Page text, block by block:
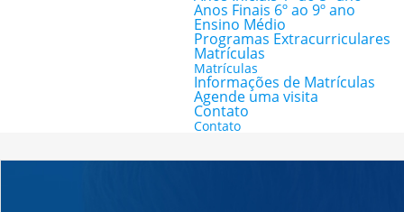
Anos Finais 6º ao 9º ano
Ensino Médio
Programas Extracurriculares
Matrículas
Matrículas
Informações de Matrículas
Agende uma visita
Contato
Contato